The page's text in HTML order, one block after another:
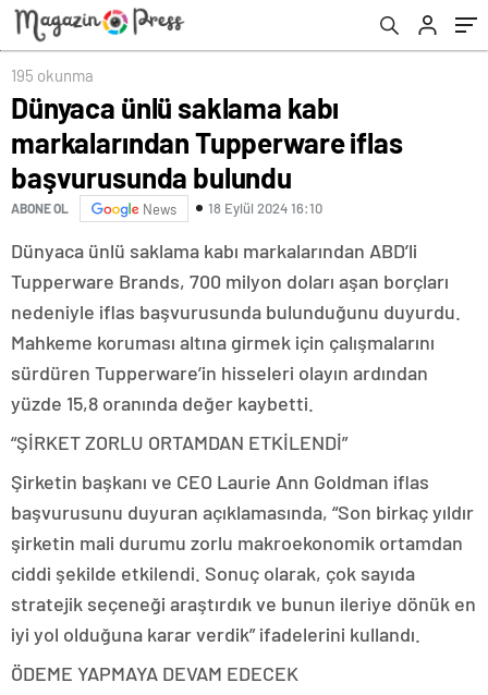
195 okunma
Dünyaca ünlü saklama kabı
markalarından Tupperware iflas
başvurusunda bulundu
ABONE OL News 18 Eylül 2024 16:10
Dünyaca ünlü saklama kabı markalarından ABD’li
Tupperware Brands, 700 milyon doları aşan borçları
nedeniyle iflas başvurusunda bulunduğunu duyurdu.
Mahkeme koruması altına girmek için çalışmalarını
sürdüren Tupperware’in hisseleri olayın ardından
yüzde 15,8 oranında değer kaybetti.
“ŞİRKET ZORLU ORTAMDAN ETKİLENDİ”
Şirketin başkanı ve CEO Laurie Ann Goldman iflas
başvurusunu duyuran açıklamasında, “Son birkaç yıldır
şirketin mali durumu zorlu makroekonomik ortamdan
ciddi şekilde etkilendi. Sonuç olarak, çok sayıda
stratejik seçeneği araştırdık ve bunun ileriye dönük en
iyi yol olduğuna karar verdik” ifadelerini kullandı.
ÖDEME YAPMAYA DEVAM EDECEK